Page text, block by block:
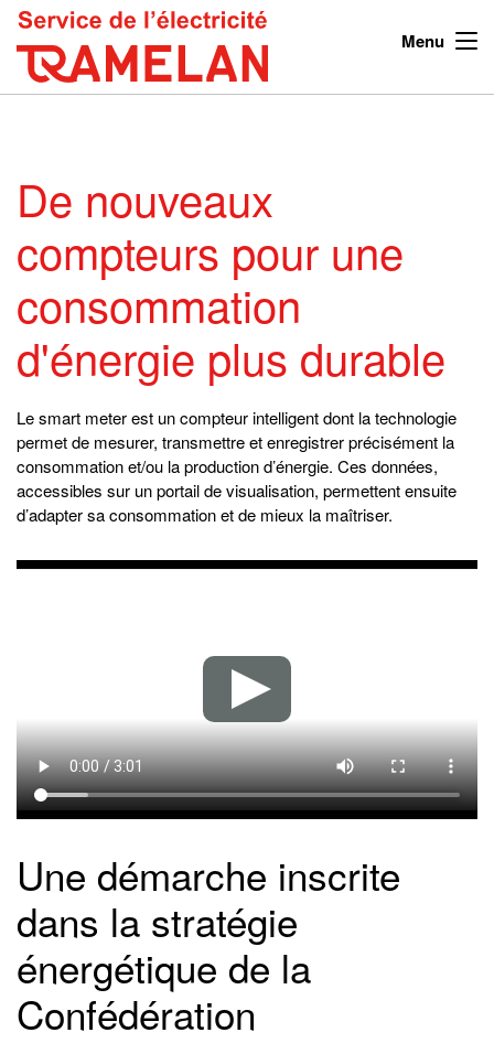
Menu
De nouveaux
compteurs pour une
consommation
d'énergie plus durable
Le smart meter est un compteur intelligent dont la technologie
permet de mesurer, transmettre et enregistrer précisément la
consommation et/ou la production d’énergie. Ces données,
accessibles sur un portail de visualisation, permettent ensuite
d’adapter sa consommation et de mieux la maîtriser.
Une démarche inscrite
dans la stratégie
énergétique de la
Confédération